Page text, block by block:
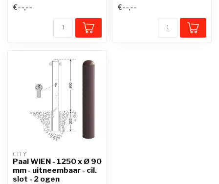
€--,-- €--,--
CITY
Paal WIEN - 1250 x Ø 90
mm - uitneembaar - cil.
slot - 2 ogen